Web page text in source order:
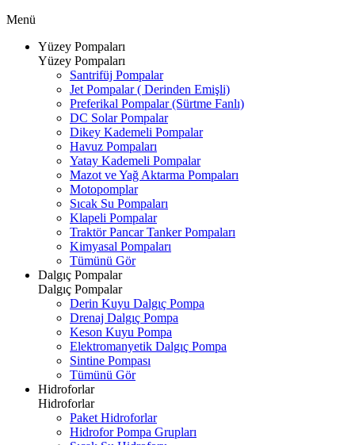
Menü
Yüzey Pompaları
Yüzey Pompaları
Santrifüj Pompalar
Jet Pompalar ( Derinden Emişli)
Preferikal Pompalar (Sürtme Fanlı)
DC Solar Pompalar
Dikey Kademeli Pompalar
Havuz Pompaları
Yatay Kademeli Pompalar
Mazot ve Yağ Aktarma Pompaları
Motopomplar
Sıcak Su Pompaları
Klapeli Pompalar
Traktör Pancar Tanker Pompaları
Kimyasal Pompaları
Tümünü Gör
Dalgıç Pompalar
Dalgıç Pompalar
Derin Kuyu Dalgıç Pompa
Drenaj Dalgıç Pompa
Keson Kuyu Pompa
Elektromanyetik Dalgıç Pompa
Sintine Pompası
Tümünü Gör
Hidroforlar
Hidroforlar
Paket Hidroforlar
Hidrofor Pompa Grupları